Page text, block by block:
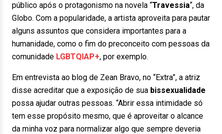
público após o protagonismo na novela “Travessia“, da
Globo. Com a popularidade, a artista aproveita para pautar
alguns assuntos que considera importantes para a
humanidade, como o fim do preconceito com pessoas da
comunidade LGBTQIAP+, por exemplo.
Em entrevista ao blog de Zean Bravo, no “Extra”, a atriz
disse acreditar que a exposição de sua bissexualidade
possa ajudar outras pessoas. “Abrir essa intimidade só
tem esse propósito mesmo, que é aproveitar o alcance
da minha voz para normalizar algo que sempre deveria